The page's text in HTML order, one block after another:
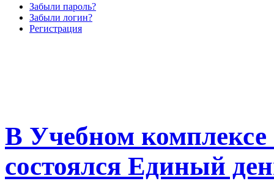
Забыли пароль?
Забыли логин?
Регистрация
В Учебном комплексе
состоялся Единый